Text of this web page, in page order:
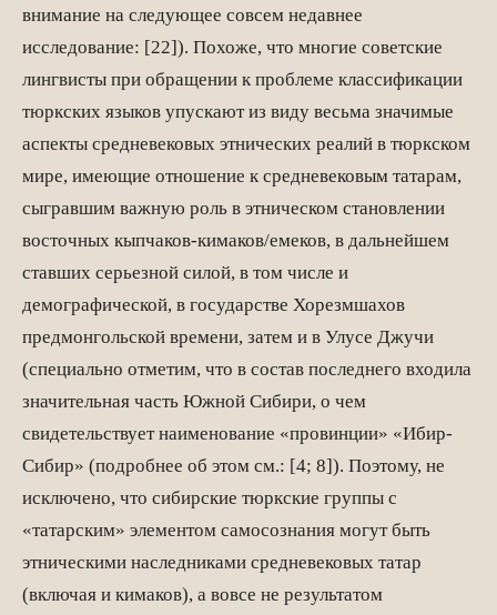
внимание на следующее совсем недавнее
исследование: [22]). Похоже, что многие советские
лингвисты при обращении к проблеме классификации
тюркских языков упускают из виду весьма значимые
аспекты средневековых этнических реалий в тюркском
мире, имеющие отношение к средневековым татарам,
сыгравшим важную роль в этническом становлении
восточных кыпчаков-кимаков/емеков, в дальнейшем
ставших серьезной силой, в том числе и
демографической, в государстве Хорезмшахов
предмонгольской времени, затем и в Улусе Джучи
(специально отметим, что в состав последнего входила
значительная часть Южной Сибири, о чем
свидетельствует наименование «провинции» «Ибир-
Сибир» (подробнее об этом см.: [4; 8]). Поэтому, не
исключено, что сибирские тюркские группы с
«татарским» элементом самосознания могут быть
этническими наследниками средневековых татар
(включая и кимаков), а вовсе не результатом